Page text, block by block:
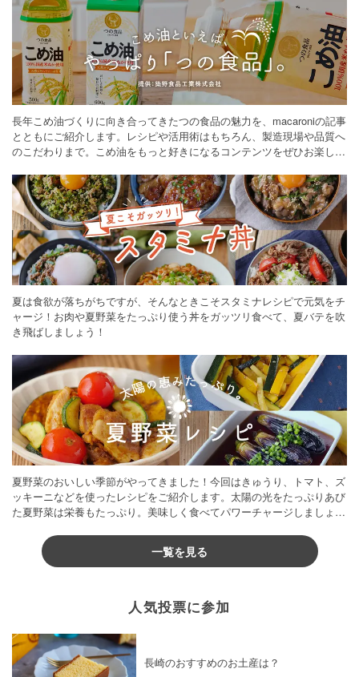
長年こめ油づくりに向き合ってきたつの食品の魅力を、macaroniの記事
とともにご紹介します。レシピや活用術はもちろん、製造現場や品質へ
のこだわりまで。こめ油をもっと好きになるコンテンツをぜひお楽しみ
夏は食欲が落ちがちですが、そんなときこそスタミナレシピで元気をチ
ャージ！お肉や夏野菜をたっぷり使う丼をガッツリ食べて、夏バテを吹
き飛ばしましょう！
夏野菜のおいしい季節がやってきました！今回はきゅうり、トマト、ズ
ッキーニなどを使ったレシピをご紹介します。太陽の光をたっぷりあび
た夏野菜は栄養もたっぷり。美味しく食べてパワーチャージしましょう
一覧を見る
人気投票に参加
長崎のおすすめのお土産は？